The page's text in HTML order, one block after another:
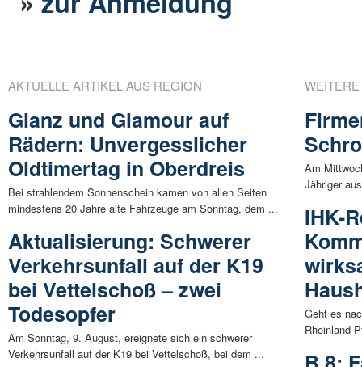
AKTUELLE ARTIKEL AUS REGION
Glanz und Glamour auf
Rädern: Unvergesslicher
Oldtimertag in Oberdreis
Bei strahlendem Sonnenschein kamen von allen Seiten
mindestens 20 Jahre alte Fahrzeuge am Sonntag, dem ...
Aktualisierung: Schwerer
Verkehrsunfall auf der K19
bei Vettelschoß – zwei
Todesopfer
Am Sonntag, 9. August, ereignete sich ein schwerer
Verkehrsunfall auf der K19 bei Vettelschoß, bei dem ...
Am
Jähriger
IHK-
Geht es
Rheinland-